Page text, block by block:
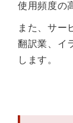
使用頻度の
また、サー
翻訳業、イ
します。